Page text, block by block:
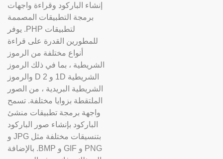
إنشاء الباركود وقراءة واجهات
برمجة التطبيقات المصممة
لتطبيقات PHP. يوفر
للمطورين القدرة على قراءة
أنواع مختلفة من الرموز
الشريطية ، بما في ذلك الرموز
الشريطية 1D و 2 D والرموز
الشريطية البريدية ، من الصور
الملتقطة بزوايا مختلفة. تسمح
واجهة برمجة تطبيقات منشئ
الباركود بإنشاء صور الباركود
بتنسيقات مختلفة مثل JPG و
PNG و GIF و BMP. بالإضافة